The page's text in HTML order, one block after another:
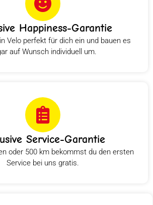
Happiness-Garantie
Velo perfekt für dich ein und bauen es
auf Wunsch individuell um.
Service-Garantie
oder 500 km bekommst du den ersten
Service bei uns gratis.